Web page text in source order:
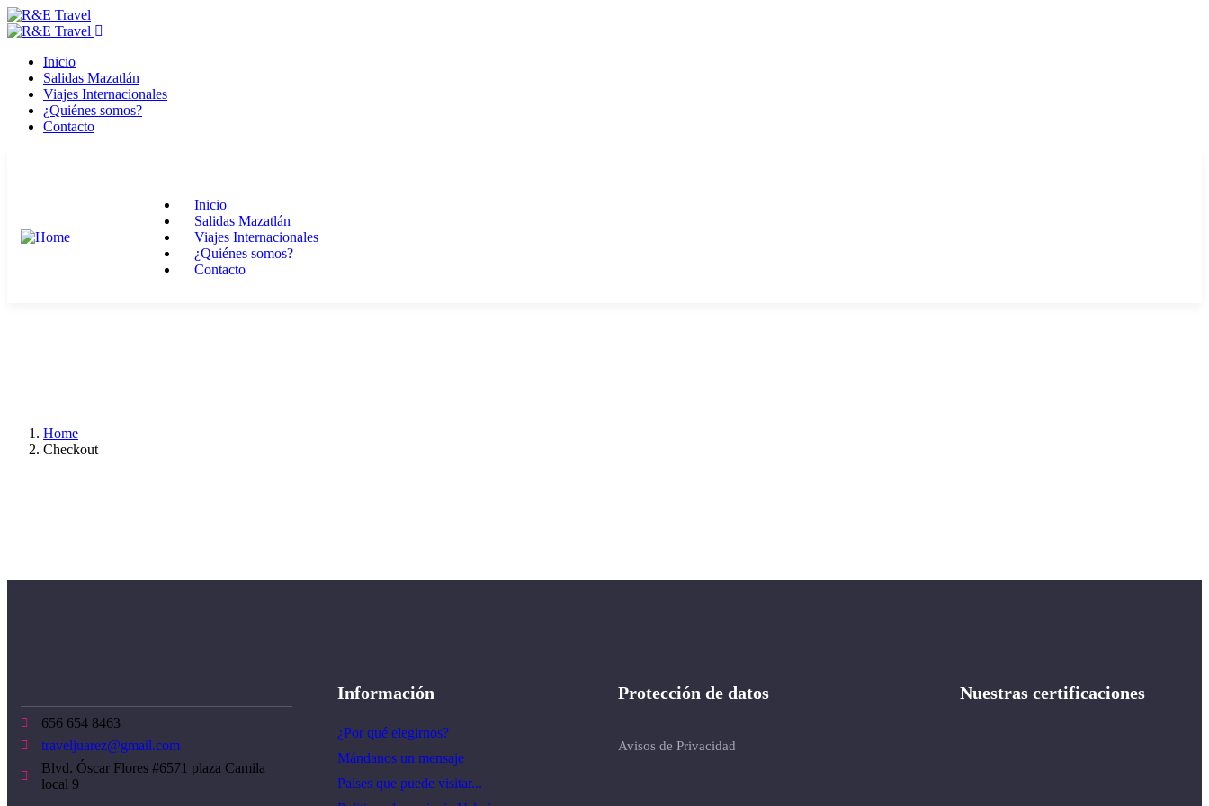
Inicio
Salidas Mazatlán
Viajes Internacionales
¿Quiénes somos?
Contacto
Inicio
Salidas Mazatlán
Viajes Internacionales
¿Quiénes somos?
Contacto
Home
Checkout
656 654 8463
traveljuarez@gmail.com
Blvd. Óscar Flores #6571 plaza Camila
local 9
Información
¿Por qué elegirnos?
Mándanos un mensaje
Paises que puede visitar...
Protección de datos
Avisos de Privacidad
Nuestras certificaciones